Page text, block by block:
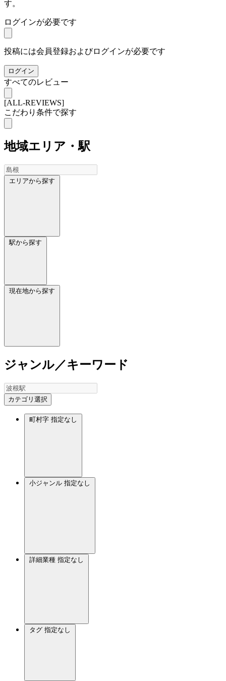
す。
ログインが必要です
投稿には会員登録およびログインが必要です
ログイン
すべてのレビュー
[ALL-REVIEWS]
こだわり条件で探す
地域エリア・駅
エリアから探す
駅から探す
現在地から探す
ジャンル／キーワード
カテゴリ選択
町村字 指定なし
小ジャンル 指定なし
詳細業種 指定なし
タグ 指定なし